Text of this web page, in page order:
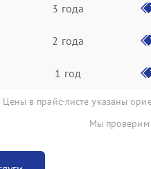
3 года
2 года
1 год
Цены в прайс-листе указаны
Мы проверим